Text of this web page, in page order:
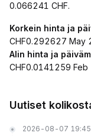
0.066241 CHF.
Korkein hinta ja
CHF0.292627 May
Alin hinta ja
CHF0.0141259
Uutiset
2026-08-07 19:45